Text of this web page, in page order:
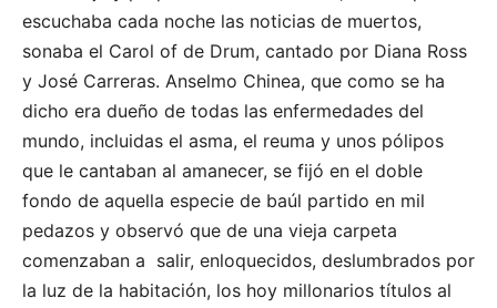
escuchaba cada noche las noticias de muertos,
sonaba el Carol of de Drum, cantado por Diana Ross
y José Carreras. Anselmo Chinea, que como se ha
dicho era dueño de todas las enfermedades del
mundo, incluidas el asma, el reuma y unos pólipos
que le cantaban al amanecer, se fijó en el doble
fondo de aquella especie de baúl partido en mil
pedazos y observó que de una vieja carpeta
comenzaban a salir, enloquecidos, deslumbrados por
la luz de la habitación, los hoy millonarios títulos al